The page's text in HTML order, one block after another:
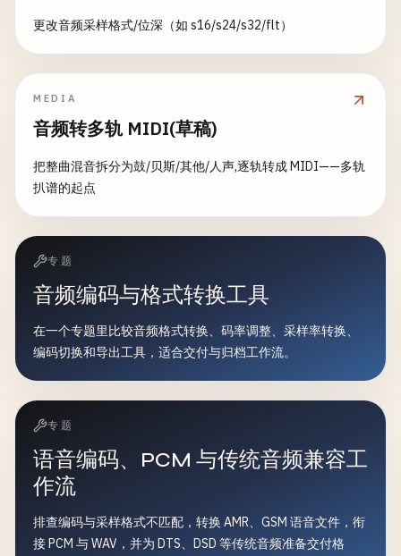
更改音频采样格式/位深（如 s16/s24/s32/flt）
MEDIA
音频转多轨 MIDI(草稿)
把整曲混音拆分为鼓/贝斯/其他/人声,逐轨转成 MIDI——多轨
扒谱的起点
专题
音频编码与格式转换工具
在一个专题里比较音频格式转换、码率调整、采样率转换、
编码切换和导出工具，适合交付与归档工作流。
专题
语音编码、PCM 与传统音频兼容工
作流
排查编码与采样格式不匹配，转换 AMR、GSM 语音文件，衔
接 PCM 与 WAV，并为 DTS、DSD 等传统音频准备交付格